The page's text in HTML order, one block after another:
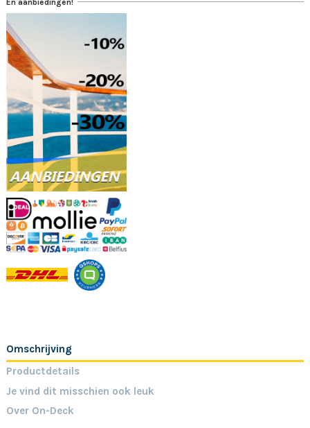
Omschrijving
Productdetails
Je vind dit misschien ook leuk
Over On-Deck